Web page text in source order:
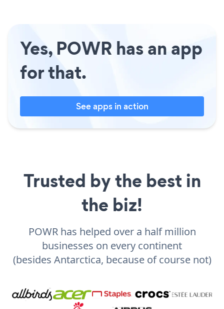
Yes, POWR has an app
for that.
See apps in action
Trusted by the best in
the biz!
POWR has helped over a half million
businesses on every continent
(besides Antarctica, because of course not)